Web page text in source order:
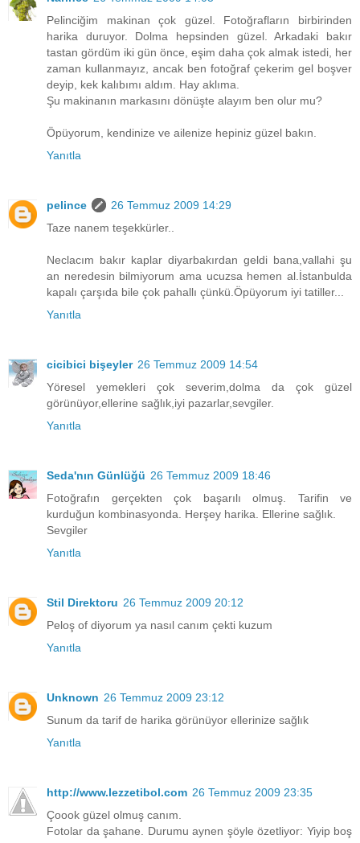
Pelinciğim makinan çok güzel. Fotoğrafların birbirinden
harika duruyor. Dolma hepsinden güzel. Arkadaki bakır
tastan gördüm iki gün önce, eşim daha çok almak istedi, her
zaman kullanmayız, ancak ben fotoğraf çekerim gel boşver
deyip, kek kalıbımı aldım. Hay aklıma.
Şu makinanın markasını dönüşte alayım ben olur mu?
Öpüyorum, kendinize ve ailenize hepiniz güzel bakın.
Yanıtla
pelince
26 Temmuz 2009 14:29
Taze nanem teşekkürler..
Neclacım bakır kaplar diyarbakırdan geldi bana,vallahi şu
an neredesin bilmiyorum ama ucuzsa hemen al.İstanbulda
kapalı çarşıda bile çok pahallı çünkü.Öpüyorum iyi tatiller...
Yanıtla
cicibici bişeyler 26 Temmuz 2009 14:54
Yöresel yemekleri çok severim,dolma da çok güzel
görünüyor,ellerine sağlık,iyi pazarlar,sevgiler.
Yanıtla
Seda'nın Günlüğü 26 Temmuz 2009 18:46
Fotoğrafın gerçekten çok başarılı olmuş. Tarifin ve
kurduğun kombinasyonda. Herşey harika. Ellerine sağlık.
Sevgiler
Yanıtla
Stil Direktoru 26 Temmuz 2009 20:12
Peloş of diyorum ya nasıl canım çekti kuzum
Yanıtla
Unknown 26 Temmuz 2009 23:12
Sunum da tarif de harika görünüyor ellerinize sağlık
Yanıtla
http://www.lezzetibol.com 26 Temmuz 2009 23:35
Çoook güzel olmuş canım.
Fotolar da şahane. Durumu aynen şöyle özetliyor: Yiyip boş